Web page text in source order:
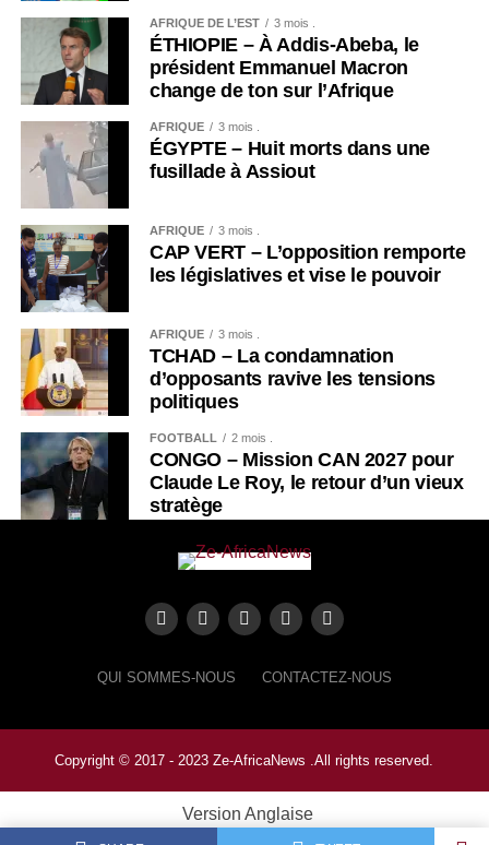
AFRIQUE DE L’EST 3 mois .
ÉTHIOPIE – À Addis-Abeba, le
président Emmanuel Macron
change de ton sur l’Afrique
AFRIQUE 3 mois .
ÉGYPTE – Huit morts dans une
fusillade à Assiout
AFRIQUE 3 mois .
CAP VERT – L’opposition remporte
les législatives et vise le pouvoir
AFRIQUE 3 mois .
TCHAD – La condamnation
d’opposants ravive les tensions
politiques
FOOTBALL 2 mois .
CONGO – Mission CAN 2027 pour
Claude Le Roy, le retour d’un vieux
stratège
QUI SOMMES-NOUS CONTACTEZ-NOUS
Copyright © 2017 - 2023 Ze-AfricaNews .All rights reserved.
Version Anglaise